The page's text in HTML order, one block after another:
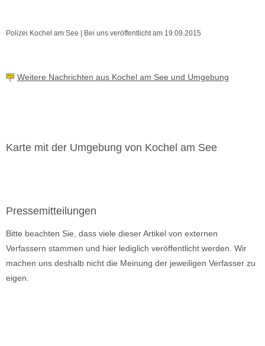
Polizei Kochel am See | Bei uns veröffentlicht am 19.09.2015
Weitere Nachrichten aus Kochel am See und Umgebung
Karte mit der Umgebung von Kochel am See
Pressemitteilungen
Bitte beachten Sie, dass viele dieser Artikel von externen
Verfassern stammen und hier lediglich veröffentlicht werden. Wir
machen uns deshalb nicht die Meinung der jeweiligen Verfasser zu
eigen.